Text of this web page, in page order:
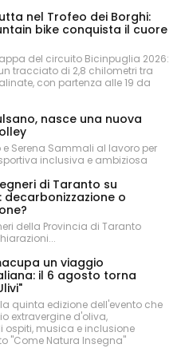
nel Trofeo dei Borghi:
bike conquista il cuore
del circuito Bicinpuglia 2026:
un tracciato di 2,8 chilometri tra
con partenza alle 19 da
nasce una nuova
Serena Sammali al lavoro per
inclusiva e ambiziosa
di Taranto su
decarbonizzazione o
della Provincia di Taranto
un viaggio
il 6 agosto torna
quinta edizione dell'evento che
extravergine d'oliva,
ospiti, musica e inclusione
"Come Natura Insegna"